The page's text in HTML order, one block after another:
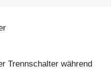
Trennschalter während